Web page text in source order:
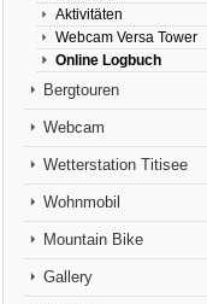
Aktivitäten
Webcam Versa Tower
Online Logbuch
Bergtouren
Webcam
Wetterstation Titisee
Wohnmobil
Mountain Bike
Gallery